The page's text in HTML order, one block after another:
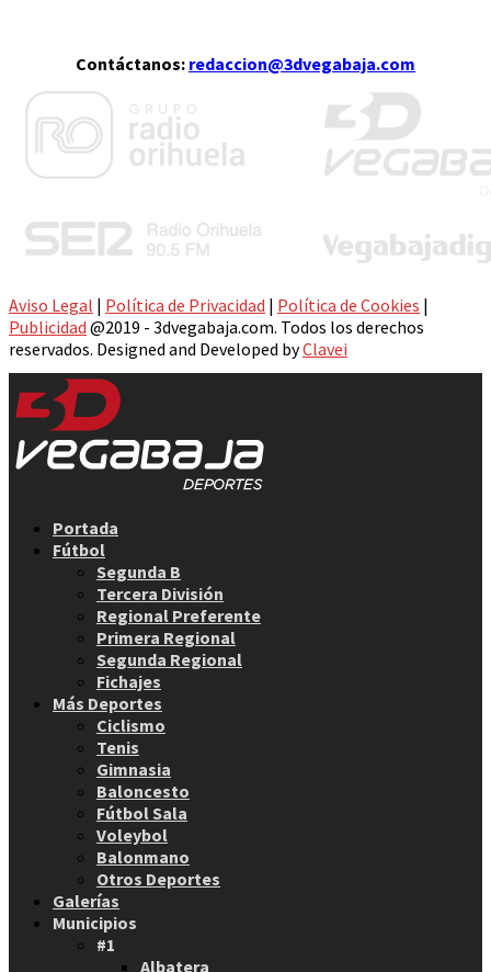
Contáctanos: redaccion@3dvegabaja.com
Aviso Legal | Política de Privacidad | Política de Cookies |
Publicidad @2019 - 3dvegabaja.com. Todos los derechos
reservados. Designed and Developed byClavei
Portada
Fútbol
Segunda B
Tercera División
Regional Preferente
Primera Regional
Segunda Regional
Fichajes
Más Deportes
Ciclismo
Tenis
Gimnasia
Baloncesto
Fútbol Sala
Voleybol
Balonmano
Otros Deportes
Galerías
Municipios
#1
Albatera